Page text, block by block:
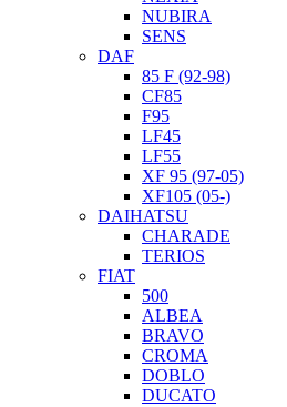
NUBIRA
SENS
DAF
85 F (92-98)
CF85
F95
LF45
LF55
XF 95 (97-05)
XF105 (05-)
DAIHATSU
CHARADE
TERIOS
FIAT
500
ALBEA
BRAVO
CROMA
DOBLO
DUCATO